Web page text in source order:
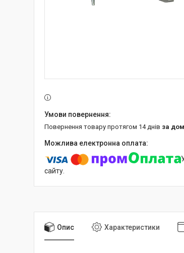
повернення товару протягом 14 днів за
сайту.
Опис Характеристики